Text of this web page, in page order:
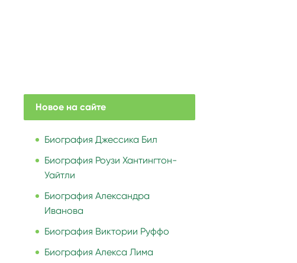
Новое на сайте
Биография Джессика Бил
Биография Роузи Хантингтон-
Уайтли
Биография Александра
Иванова
Биография Виктории Руффо
Биография Алекса Лима